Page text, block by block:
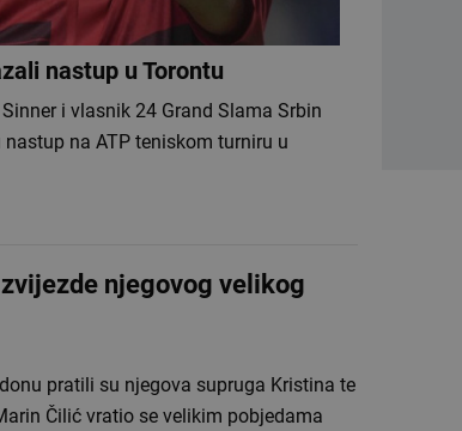
nastup u Torontu
i vlasnik 24 Grand Slama Srbin
na ATP teniskom turniru u
njegovog velikog
pratili su njegova supruga Kristina te
Čilić vratio se velikim pobjedama